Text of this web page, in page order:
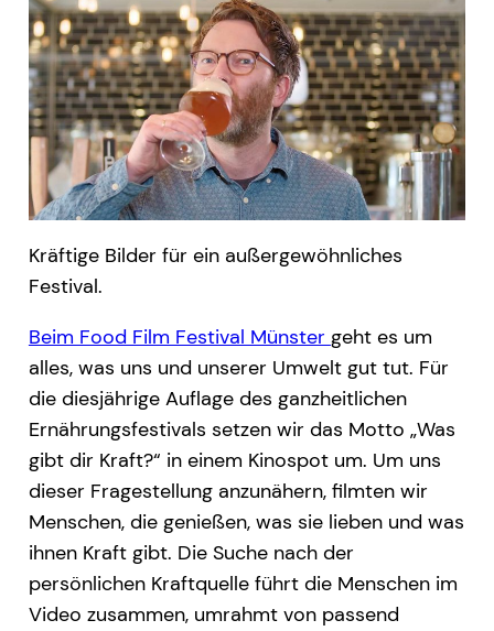
Kräftige Bilder für ein außergewöhnliches
Festival.
Beim Food Film Festival Münster geht es um
alles, was uns und unserer Umwelt gut tut. Für
die diesjährige Auflage des ganzheitlichen
Ernährungsfestivals setzen wir das Motto „Was
gibt dir Kraft?“ in einem Kinospot um. Um uns
dieser Fragestellung anzunähern, filmten wir
Menschen, die genießen, was sie lieben und was
ihnen Kraft gibt. Die Suche nach der
persönlichen Kraftquelle führt die Menschen im
Video zusammen, umrahmt von passend